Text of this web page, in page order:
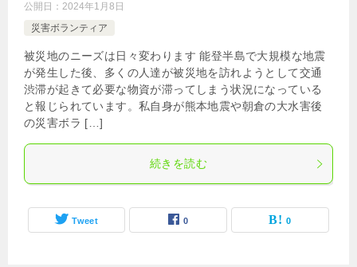
公開日： 2024年1月8日
災害ボランティア
被災地のニーズは日々変わります 能登半島で大規模な地震
が発生した後、多くの人達が被災地を訪れようとして交通
渋滞が起きて必要な物資が滞ってしまう状況になっている
と報じられています。私自身が熊本地震や朝倉の大水害後
の災害ボラ […]
続きを読む
Tweet 0 0